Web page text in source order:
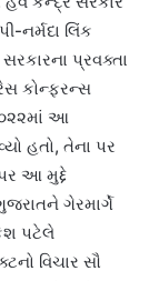
નર્મદા લિંક
પ્રવક્તા
કોન્ફરન્સ
આ
હતો, તેના પર
આ મુદ્દે
ગેરમાર્ગે
પટેલે
વિચાર સૌ